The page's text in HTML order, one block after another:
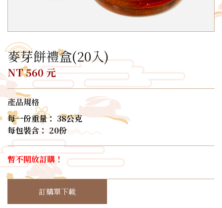
麥芽餅禮盒(20入)
NT 560 元
產品規格
每一份重量： 38公克
每包裝含： 20份
暫不開放訂購！
訂購單下載